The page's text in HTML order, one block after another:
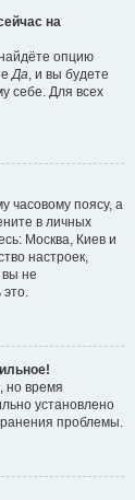
на
опцию
Да, и вы будете
себе. Для всех
часовому поясу, а
в личных
Москва, Киев и
настроек,
вы не
это.
но время
установлено
проблемы.